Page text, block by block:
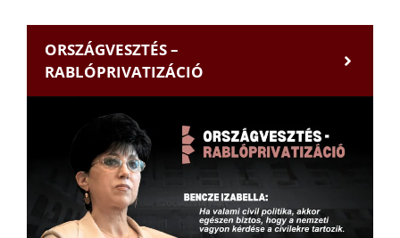
ORSZÁGVESZTÉS –
RABLÓPRIVATIZÁCIÓ